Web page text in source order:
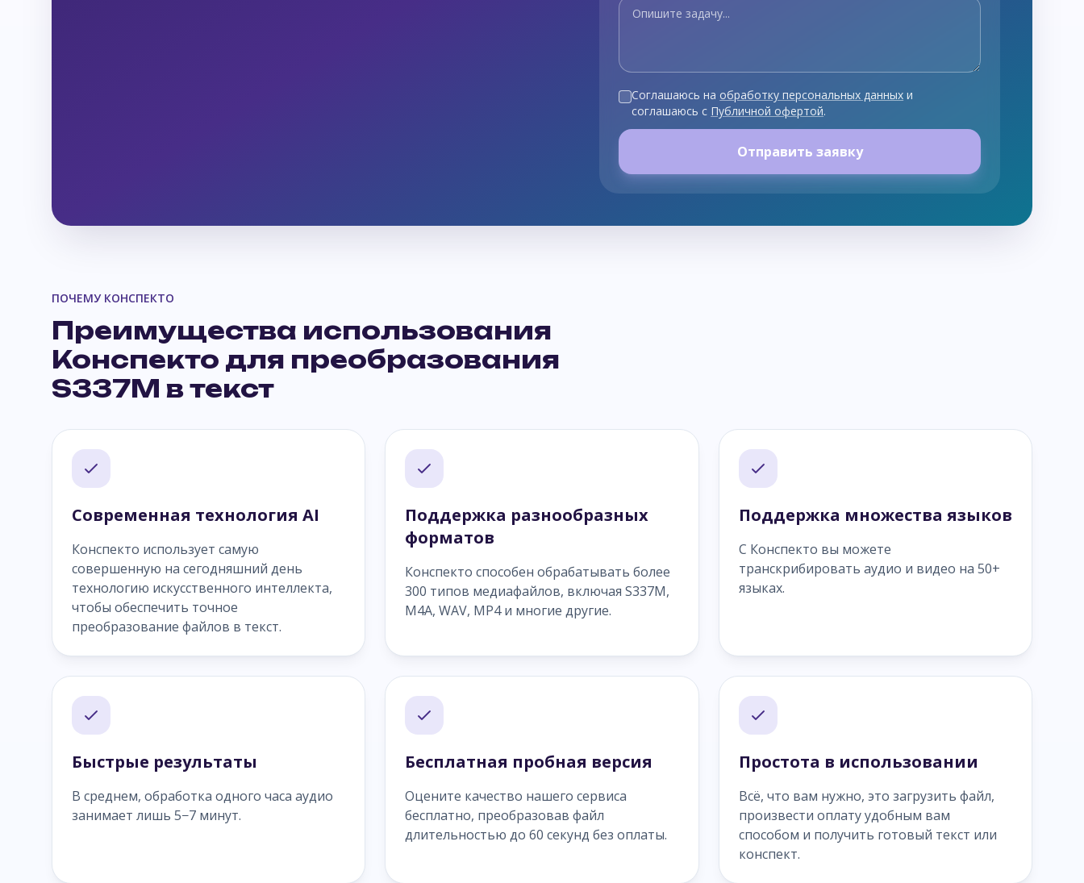
Соглашаюсь на обработку персональных данных и
соглашаюсь с Публичной офертой.
Отправить заявку
ПОЧЕМУ КОНСПЕКТО
Преимущества использования
Конспекто для преобразования
S337M в текст
Современная технология AI
Конспекто использует самую
совершенную на сегодняшний день
технологию искусственного интеллекта,
чтобы обеспечить точное
преобразование файлов в текст.
Поддержка разнообразных
форматов
Конспекто способен обрабатывать более
300 типов медиафайлов, включая S337M,
M4A, WAV, MP4 и многие другие.
Поддержка множества языков
С Конспекто вы можете
транскрибировать аудио и видео на 50+
языках.
Быстрые результаты
В среднем, обработка одного часа аудио
занимает лишь 5−7 минут.
Бесплатная пробная версия
Оцените качество нашего сервиса
бесплатно, преобразовав файл
длительностью до 60 секунд без оплаты.
Простота в использовании
Всё, что вам нужно, это загрузить файл,
произвести оплату удобным вам
способом и получить готовый текст или
конспект.